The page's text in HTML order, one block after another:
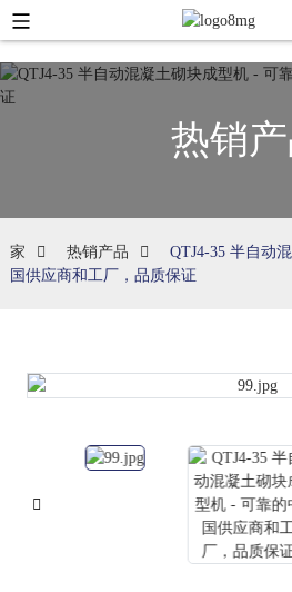
热销
家 热销产品
QTJ4-35 半自动
国供应商和工厂，品质保证